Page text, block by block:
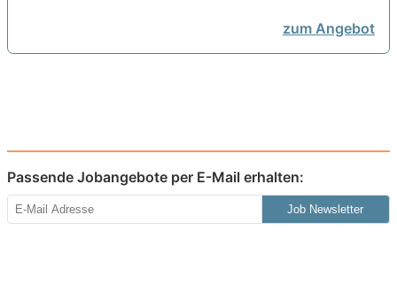
zum Angebot
Passende Jobangebote per E-Mail erhalten:
Job Newsletter